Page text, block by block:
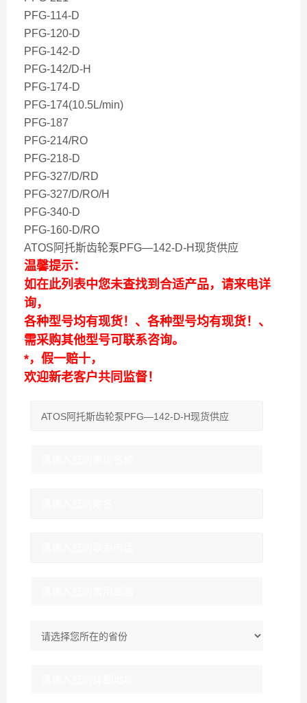
PFG-114-D
PFG-120-D
PFG-142-D
PFG-142/D-H
PFG-174-D
PFG-174(10.5L/min)
PFG-187
PFG-214/RO
PFG-218-D
PFG-327/D/RD
PFG-327/D/RO/H
PFG-340-D
PFG-160-D/RO
ATOS阿托斯齿轮泵PFG—142-D-H现货供应
温馨提示：
如在此列表中您未查找到合适产品，请来电详
询，
各种型号均有现货！、各种型号均有现货！、
需采购其他型号可联系咨询。
*，假一赔十，
欢迎新老客户共同监督！